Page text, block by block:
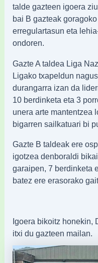
talde gazteen igoera
bai B gazteak
erregulartasun eta
ondoren.
Gazte A taldea Liga
Ligako txapeldun
durangarra izan da
10 berdinketa eta 3
unera arte mantentzea
bigarren sailkatuari bi
Gazte B taldeak ere
igotzea denboraldi
garaipen, 7 berdinketa
batez ere erasorako
Igoera bikoitz honekin,
itxi du gazteen mailan.